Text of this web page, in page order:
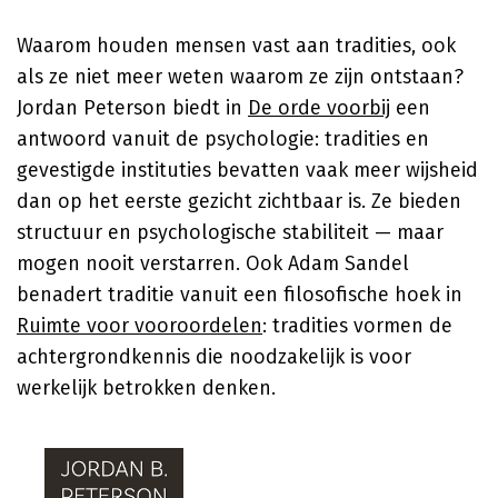
Waarom houden mensen vast aan tradities, ook
als ze niet meer weten waarom ze zijn ontstaan?
Jordan Peterson biedt in De orde voorbij een
antwoord vanuit de psychologie: tradities en
gevestigde instituties bevatten vaak meer wijsheid
dan op het eerste gezicht zichtbaar is. Ze bieden
structuur en psychologische stabiliteit — maar
mogen nooit verstarren. OokAdam Sandel
benadert traditie vanuit een filosofische hoek in
Ruimte voor vooroordelen: tradities vormen de
achtergrondkennis die noodzakelijk is voor
werkelijk betrokken denken.